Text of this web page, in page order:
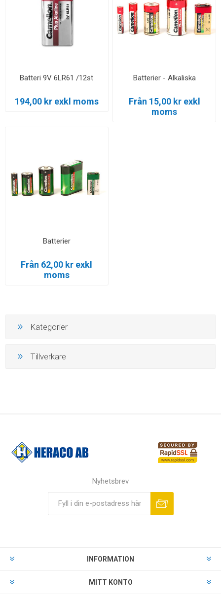
Batteri 9V 6LR61 /12st
194,00 kr exkl moms
Batterier - Alkaliska
Från 15,00 kr exkl
moms
Batterier
Från 62,00 kr exkl
moms
Kategorier
Tillverkare
Nyhetsbrev
INFORMATION
MITT KONTO